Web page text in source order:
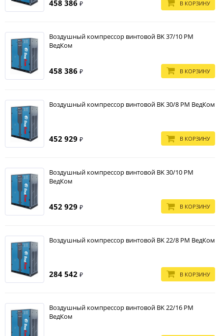
458 386 ₽ В КОРЗИНУ
Воздушный компрессор винтовой BK 37/10 PM
ВедКом
458 386 ₽ В КОРЗИНУ
Воздушный компрессор винтовой BK 30/8 PM ВедКом
452 929 ₽ В КОРЗИНУ
Воздушный компрессор винтовой BK 30/10 PM
ВедКом
452 929 ₽ В КОРЗИНУ
Воздушный компрессор винтовой BK 22/8 PM ВедКом
284 542 ₽ В КОРЗИНУ
Воздушный компрессор винтовой BK 22/16 PM
ВедКом